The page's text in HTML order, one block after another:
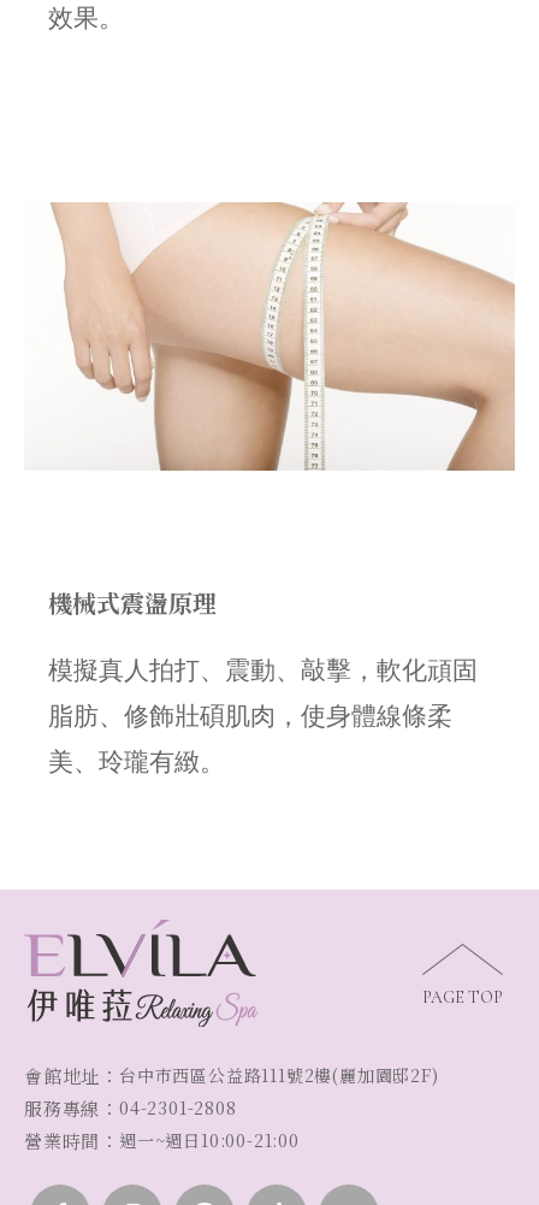
效果。
機械式震盪原理
模擬真人拍打、震動、敲擊，軟化頑固
脂肪、修飾壯碩肌肉，使身體線條柔
美、玲瓏有緻。
會館地址： 台中市西區公益路111號2樓(麗加園邸2F)
服務專線： 04-2301-2808
營業時間： 週一~週日10:00-21:00
PAGE TOP